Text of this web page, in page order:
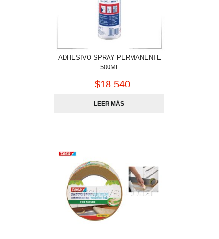
ADHESIVO SPRAY PERMANENTE
500ML
$18.540
LEER MÁS